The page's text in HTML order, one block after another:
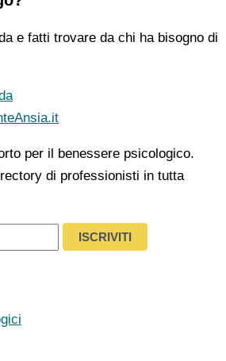
e fatti trovare da chi ha bisogno di
per il benessere psicologico.
di professionisti in tutta
ISCRIVITI